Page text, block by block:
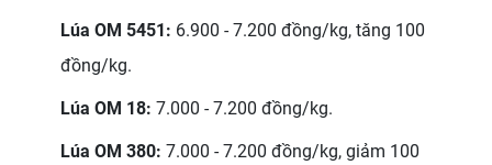
Lúa OM 5451: 6.900 - 7.200 đồng/kg, tăng 100
đồng/kg.
Lúa OM 18: 7.000 - 7.200 đồng/kg.
Lúa OM 380: 7.000 - 7.200 đồng/kg, giảm 100